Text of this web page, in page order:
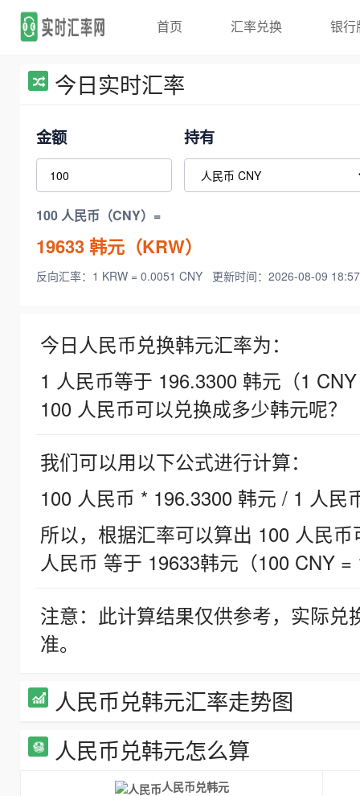
首页 汇率兑换 银行
今日实时汇率
金额 持有
100 人民币（CNY）=
19633韩元（KRW）
反向汇率：1 KRW = 0.0051 CNY 更新时间：2026-08-09
今日人民币兑换韩元汇率为：
1 人民币等于 196.3300 韩元（1
100 人民币可以兑换成多少韩元呢？
我们可以用以下公式进行计算：
100 人民币 * 196.3300 韩元 / 1 人民
所以，根据汇率可以算出 100 人民
人民币 等于 19633韩元（100 CNY =
注意：此计算结果仅供参考，实际
准。
人民币兑韩元汇率走势图
人民币兑韩元怎么算
人民币兑韩元